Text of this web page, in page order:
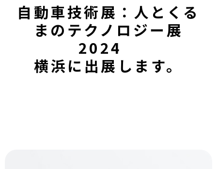
自動車技術展：人とくる
まのテクノロジー展
2024
横浜に出展します。